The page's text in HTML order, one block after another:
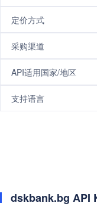
定价方式
采购渠道
API适用国家/地区
支持语言
dskbank.bg API